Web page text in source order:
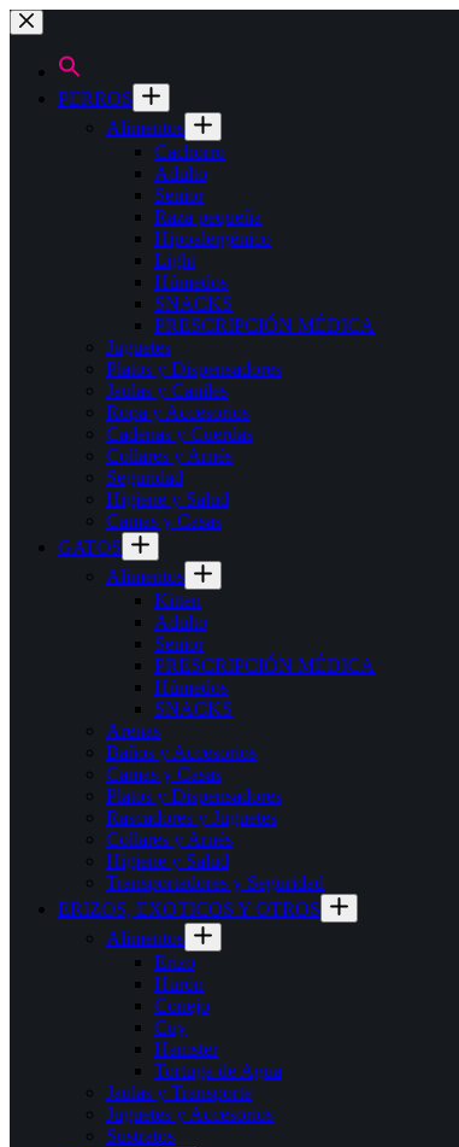
Saltar
al
contenido
PERROS
Alimentos
Cachorro
Adulto
Senior
Raza pequeña
Hipoalergénico
Light
Húmedos
SNACKS
PRESCRIPCIÓN MÉDICA
Juguetes
Platos y Dispensadores
Jaulas y Caniles
Ropa y Accesorios
Cadenas y Cuerdas
Collares y Arnés
Seguridad
Higiene y Salud
Camas y Casas
GATOS
Alimentos
Kitten
Adulto
Senior
PRESCRIPCIÓN MÉDICA
Húmedos
SNACKS
Arenas
Baños y Accesorios
Camas y Casas
Platos y Dispensadores
Rascadores y Juguetes
Collares y Arnés
Higiene y Salud
Transportadores y Seguridad
ERIZOS, EXOTICOS Y OTROS
Alimentos
Erizo
Hurón
Conejo
Cuy
Hamster
Tortuga de Agua
Jaulas y Transporte
Juguetes y Accesorios
Sustratos